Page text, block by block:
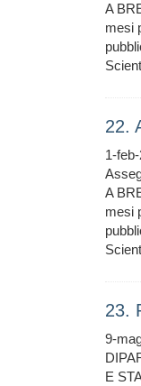
A
mesi
22.
1-
A
mesi
23.
9-
E